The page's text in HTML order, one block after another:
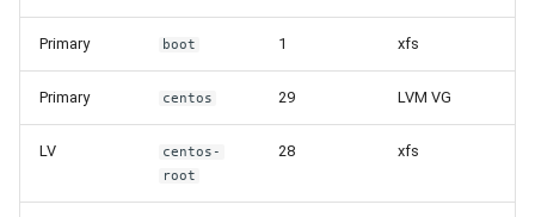
Primary boot 1 xfs
Primary centos 29 LVM VG
LV
centos-
root
28 xfs